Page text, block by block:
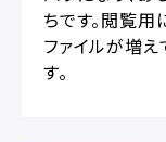
ちです。閲覧
ファイルが増
す。